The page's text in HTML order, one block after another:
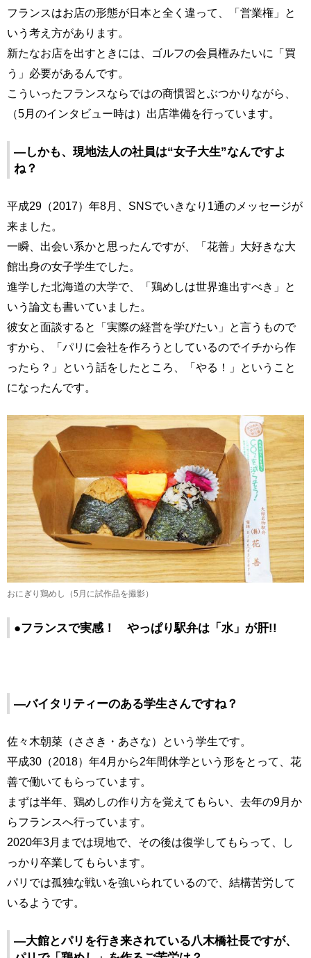
フランスはお店の形態が日本と全く違って、「営業権」と
いう考え方があります。
新たなお店を出すときには、ゴルフの会員権みたいに「買
う」必要があるんです。
こういったフランスならではの商慣習とぶつかりながら、
（5月のインタビュー時は）出店準備を行っています。
―しかも、現地法人の社員は“女子大生”なんですよ
ね？
平成29（2017）年8月、SNSでいきなり1通のメッセージが
来ました。
一瞬、出会い系かと思ったんですが、「花善」大好きな大
館出身の女子学生でした。
進学した北海道の大学で、「鶏めしは世界進出すべき」と
いう論文も書いていました。
彼女と面談すると「実際の経営を学びたい」と言うもので
すから、「パリに会社を作ろうとしているのでイチから作
ったら？」という話をしたところ、「やる！」ということ
になったんです。
おにぎり鶏めし（5月に試作品を撮影）
●フランスで実感！ やっぱり駅弁は「水」が肝!!
―バイタリティーのある学生さんですね？
佐々木朝菜（ささき・あさな）という学生です。
平成30（2018）年4月から2年間休学という形をとって、花
善で働いてもらっています。
まずは半年、鶏めしの作り方を覚えてもらい、去年の9月か
らフランスへ行っています。
2020年3月までは現地で、その後は復学してもらって、し
っかり卒業してもらいます。
パリでは孤独な戦いを強いられているので、結構苦労して
いるようです。
―大館とパリを行き来されている八木橋社長ですが、